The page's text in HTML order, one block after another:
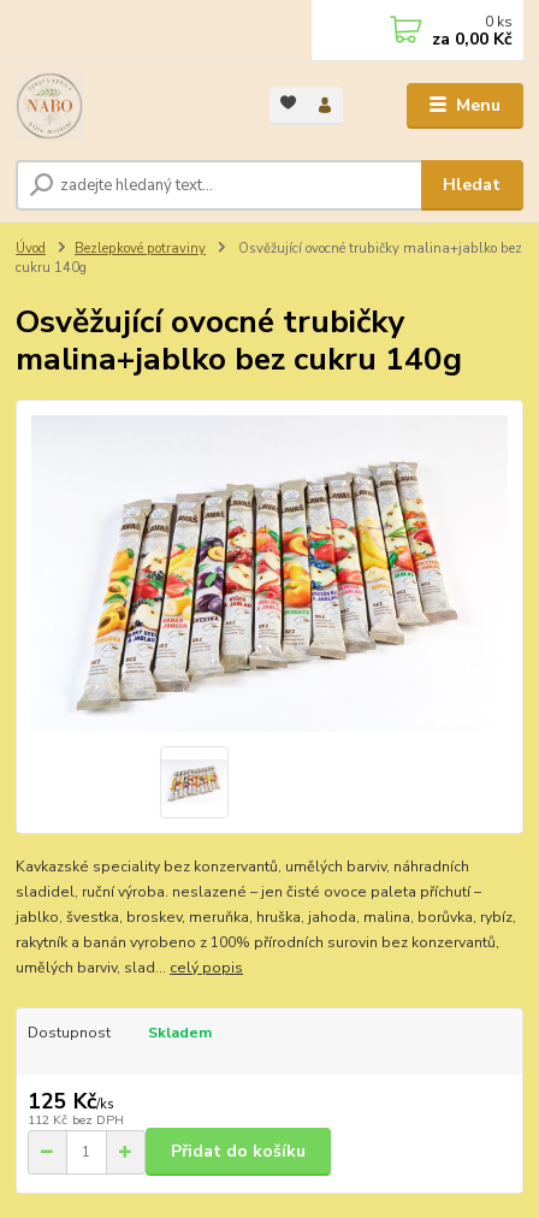
Menu
Hledat
0 ks
za 0,00 Kč
Úvod Bezlepkové potraviny
Osvěžující ovocné trubičky malina+jablko bez
cukru 140g
Osvěžující ovocné trubičky
malina+jablko bez cukru 140g
Kavkazské speciality bez konzervantů, umělých barviv, náhradních
sladidel, ruční výroba. neslazené – jen čisté ovoce paleta příchutí –
jablko, švestka, broskev, meruňka, hruška, jahoda, malina, borůvka, rybíz,
rakytník a banán vyrobeno z 100% přírodních surovin bez konzervantů,
umělých barviv, slad... celý popis
Dostupnost Skladem
125 Kč/ks
112 Kč bez DPH
Přidat do košíku